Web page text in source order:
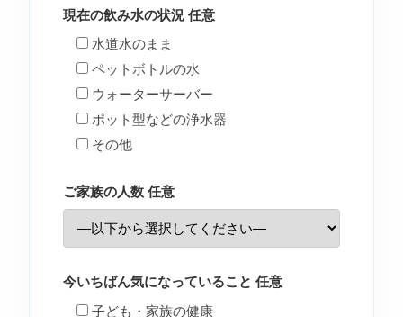
現在の飲み水の状況 任意
水道水のまま
ペットボトルの水
ウォーターサーバー
ポット型などの浄水器
その他
ご家族の人数 任意
今いちばん気になっていること 任意
子ども・家族の健康